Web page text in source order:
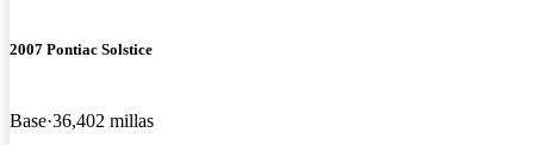
2007 Pontiac Solstice
Base 36,402 millas